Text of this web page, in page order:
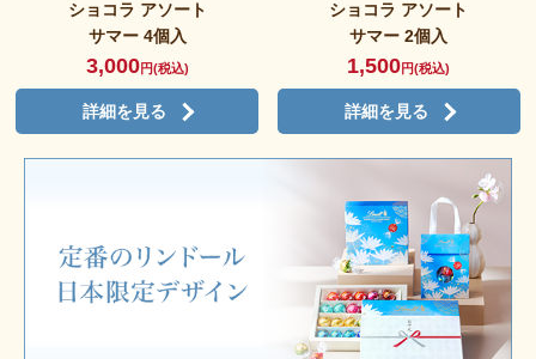
ショコラ アソート
サマー 4個入
3,000円(税込)
詳細を見る
ショコラ アソート
サマー 2個入
1,500円(税込)
詳細を見る